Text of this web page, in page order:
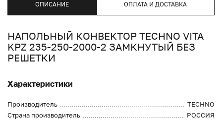
ОПИСАНИЕ ОПЛАТА И ДОСТАВКА
НАПОЛЬНЫЙ КОНВЕКТОР TECHNO VITA
KPZ 235-250-2000-2 ЗАМКНУТЫЙ БЕЗ
РЕШЕТКИ
Характеристики
Производитель
TECHNO
Страна производитель
РОССИЯ